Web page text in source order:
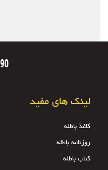
لینک های مفید
کاغذ باطله
روزنامه باطله
کتاب باطله